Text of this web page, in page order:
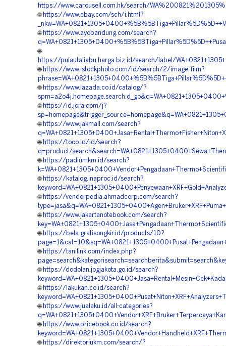
https://www.carousell.com.hk/search/
🌐 https://www.ebay.com/sch/i.html?
🌐 https://www.ayobandung.com/search?
🌐
https://pulautaliabu.harga.biz.id/search/label/
🌐 https://www.istockphoto.com/id/search/2/image-film?
🌐 https://www.lazada.co.id/catalog/?
🌐 https://id.jora.com/j?
🌐 https://www.jakmall.com/search?
🌐 https://toco.id/id/search?
q=product/
🌐 https://padiumkm.id/search?
🌐 https://katalog.inaproc.id/search?
🌐 https://vendorpedia.ahmadcorp.com/search?
🌐 https://www.jakartanotebook.com/search?
🌐 https://bela.gratisongkir.id/products/10?
🌐 https://tanilink.com/index.php?
🌐 https://dodolan.jogjakota.go.id/search?
🌐 https://lakukan.co.id/search?
🌐 https://www.jualaku.id/all-categories?
🌐 https://www.pricebook.co.id/search?
🌐 https://direktoriukm.com/search/?